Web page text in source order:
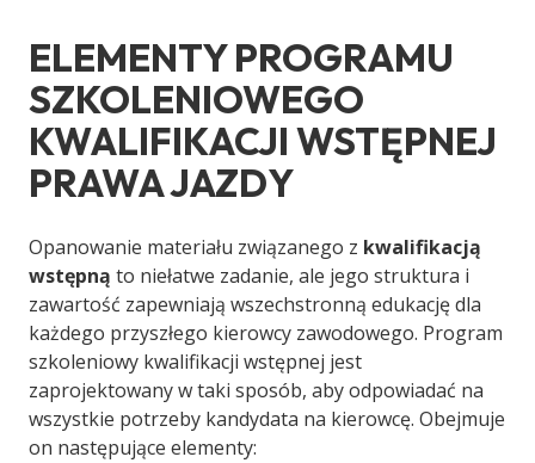
ELEMENTY PROGRAMU
SZKOLENIOWEGO
KWALIFIKACJI WSTĘPNEJ
PRAWA JAZDY
Opanowanie materiału związanego z kwalifikacją
wstępną to niełatwe zadanie, ale jego struktura i
zawartość zapewniają wszechstronną edukację dla
każdego przyszłego kierowcy zawodowego. Program
szkoleniowy kwalifikacji wstępnej jest
zaprojektowany w taki sposób, aby odpowiadać na
wszystkie potrzeby kandydata na kierowcę. Obejmuje
on następujące elementy: